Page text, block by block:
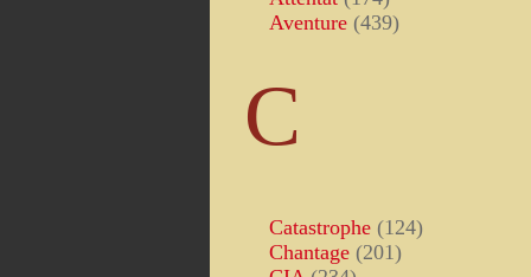
Aventure (439)
C
Catastrophe (124)
Chantage (201)